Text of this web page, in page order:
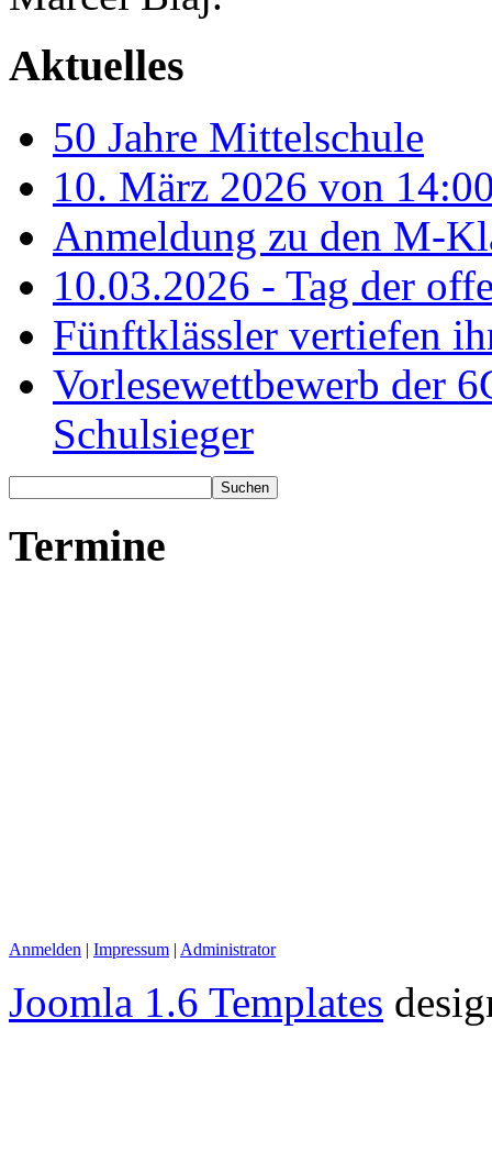
Aktuelles
50 Jahre Mittelschule
10. März 2026 von
Anmeldung zu den M-
10.03.2026 - Tag der
Fünftklässler vertiefen
Vorlesewettbewerb der
Schulsieger
Termine
Anmelden | Impressum | Administrator
Joomla 1.6 Templates